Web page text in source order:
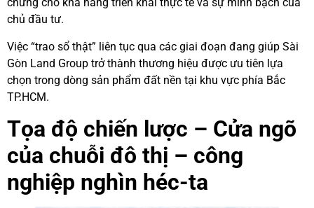
chứng cho khả năng triển khai thực tế và sự minh bạch của
chủ đầu tư.
Việc “trao sổ thật” liên tục qua các giai đoạn đang giúp Sài
Gòn Land Group trở thành thương hiệu được ưu tiên lựa
chọn trong dòng sản phẩm đất nền tại khu vực phía Bắc
TP.HCM.
Tọa độ chiến lược – Cửa ngõ
của chuỗi đô thị – công
nghiệp nghìn héc-ta